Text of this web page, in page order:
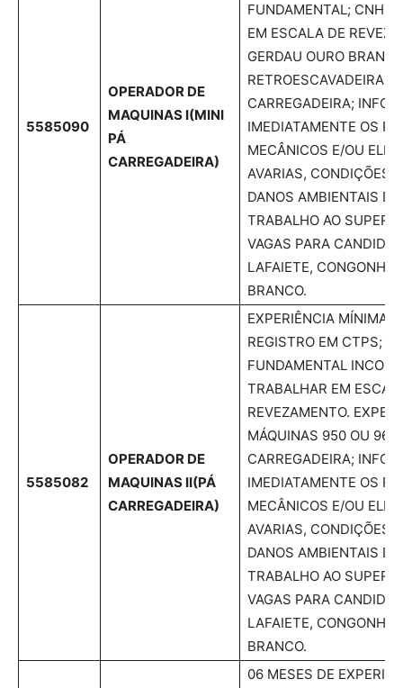
5585090
OPERADOR DE
MAQUINAS I(MINI
PÁ
CARREGADEIRA)
FUNDAMENTAL; CNH
EM ESCALA DE
GERDAU OURO
RETROESCAVADEIRA E
CARREGADEIRA;
IMEDIATAMENTE OS
MECÂNICOS E/OU
AVARIAS, CONDIÇÕES
DANOS AMBIENTAIS
TRABALHO AO
VAGAS PARA
LAFAIETE,
BRANCO.
5585082
OPERADOR DE
MAQUINAS II(PÁ
CARREGADEIRA)
EXPERIÊNCIA MÍNIMA
REGISTRO EM CTPS;
FUNDAMENTAL
TRABALHAR EM
REVEZAMENTO.
MÁQUINAS 950 OU 966
CARREGADEIRA;
IMEDIATAMENTE OS
MECÂNICOS E/OU
AVARIAS, CONDIÇÕES
DANOS AMBIENTAIS
TRABALHO AO
VAGAS PARA
LAFAIETE,
BRANCO.
06 MESES DE